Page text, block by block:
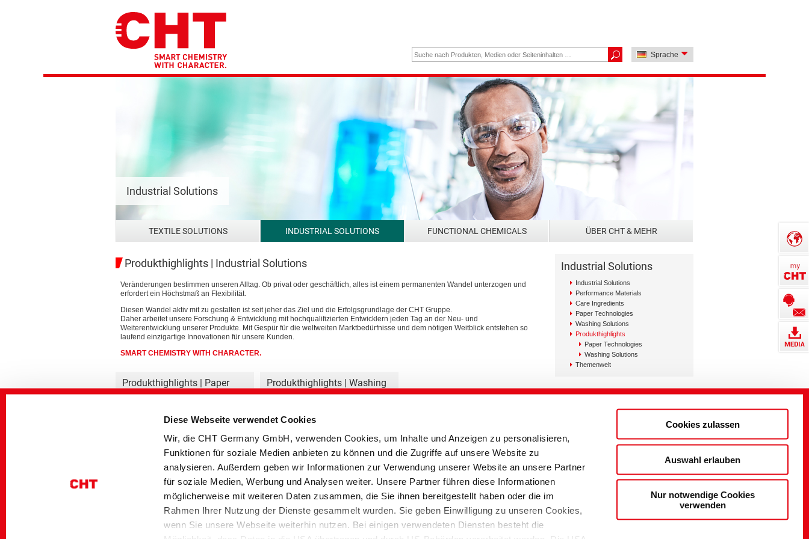
Diese Webseite verwendet Cookies
Wir, die CHT Germany GmbH, verwenden Cookies, um Inhalte und Anzeigen zu personalisieren,
Funktionen für soziale Medien anbieten zu können und die Zugriffe auf unsere Website zu
analysieren. Außerdem geben wir Informationen zur Verwendung unserer Website an unsere Partner
für soziale Medien, Werbung und Analysen weiter. Unsere Partner führen diese Informationen
möglicherweise mit weiteren Daten zusammen, die Sie ihnen bereitgestellt haben oder die im
Rahmen Ihrer Nutzung der Dienste gesammelt wurden. Sie geben Einwilligung zu unseren Cookies,
wenn Sie unsere Webseite weiterhin nutzen. Bei einigen verwendeten Diensten besteht die
Cookies zulassen
Auswahl erlauben
Nur notwendige Cookies
verwenden
Sprache
Industrial Solutions
TEXTILE SOLUTIONS INDUSTRIAL SOLUTIONS FUNCTIONAL CHEMICALS ÜBER CHT & MEHR
Produkthighlights | Industrial Solutions
Veränderungen bestimmen unseren Alltag. Ob privat oder geschäftlich, alles ist einem permanenten Wandel unterzogen und
erfordert ein Höchstmaß an Flexibilität.
Diesen Wandel aktiv mit zu gestalten ist seit jeher das Ziel und die Erfolgsgrundlage der CHT Gruppe.
Daher arbeitet unsere Forschung & Entwicklung mit hochqualifizierten Entwicklern jeden Tag an der Neu- und
Weiterentwicklung unserer Produkte. Mit Gespür für die weltweiten Marktbedürfnisse und dem nötigen Weitblick entstehen so
laufend einzigartige Innovationen für unsere Kunden.
SMART CHEMISTRY WITH CHARACTER.
Produkthighlights | Paper
Technologies
Produkthighlights | Washing
Solutions
Industrial Solutions
Industrial Solutions
Performance Materials
Care Ingredients
Paper Technologies
Washing Solutions
Produkthighlights
Paper Technologies
Washing Solutions
Themenwelt
Partner und die führende Referenz für
unseren weltweiten Märkten.
Vision, Mission und Werte der CHT
Nachhaltigkeit
Produkthighlights